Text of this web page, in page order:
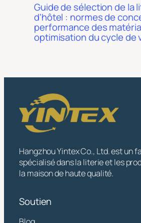
Guide de sélection de la
d'hôtel : normes de
performance des
optimisation du cycle de
Hangzhou Yintex Co., Ltd. est un
spécialisé dans la literie et les
la maison de haute qualité.
Soutien